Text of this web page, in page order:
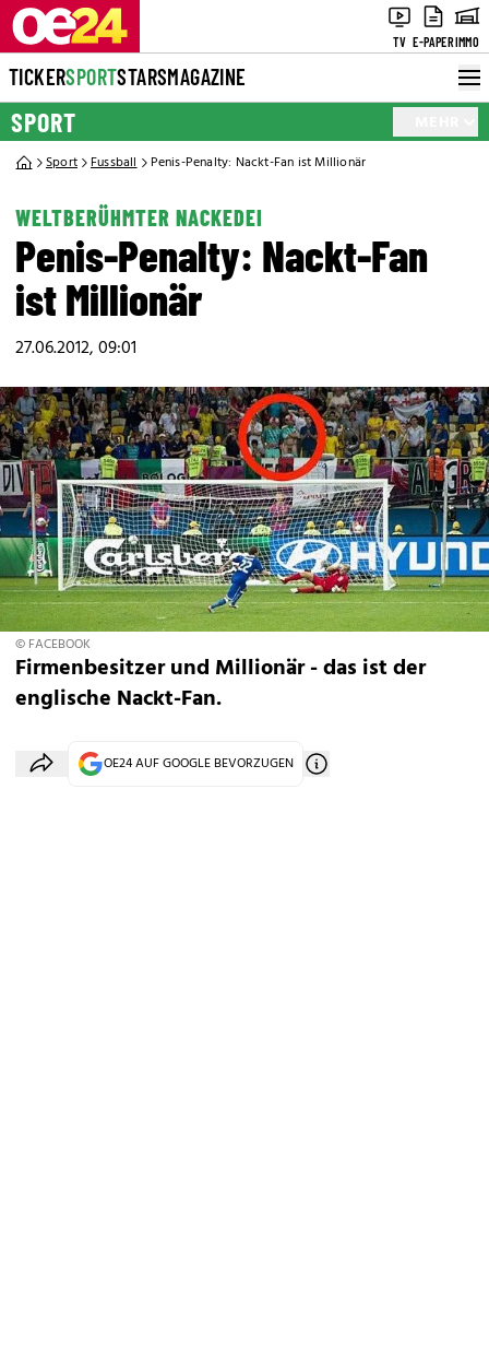
TV E-PAPERIMMO
TICKERSPORTSTARSMAGAZINE
SPORT
Sport Fussball Penis-Penalty: Nackt-Fan ist Millionär
WELTBERÜHMTER NACKEDEI
Penis-Penalty: Nackt-Fan
ist Millionär
27.06.2012, 09:01
© FACEBOOK
Firmenbesitzer und Millionär - das ist der
englische Nackt-Fan.
OE24 AUF GOOGLE BEVORZUGEN